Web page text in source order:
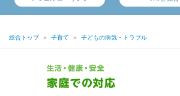
総合トップ ＞ 子育て ＞ 子どもの病気・トラブル